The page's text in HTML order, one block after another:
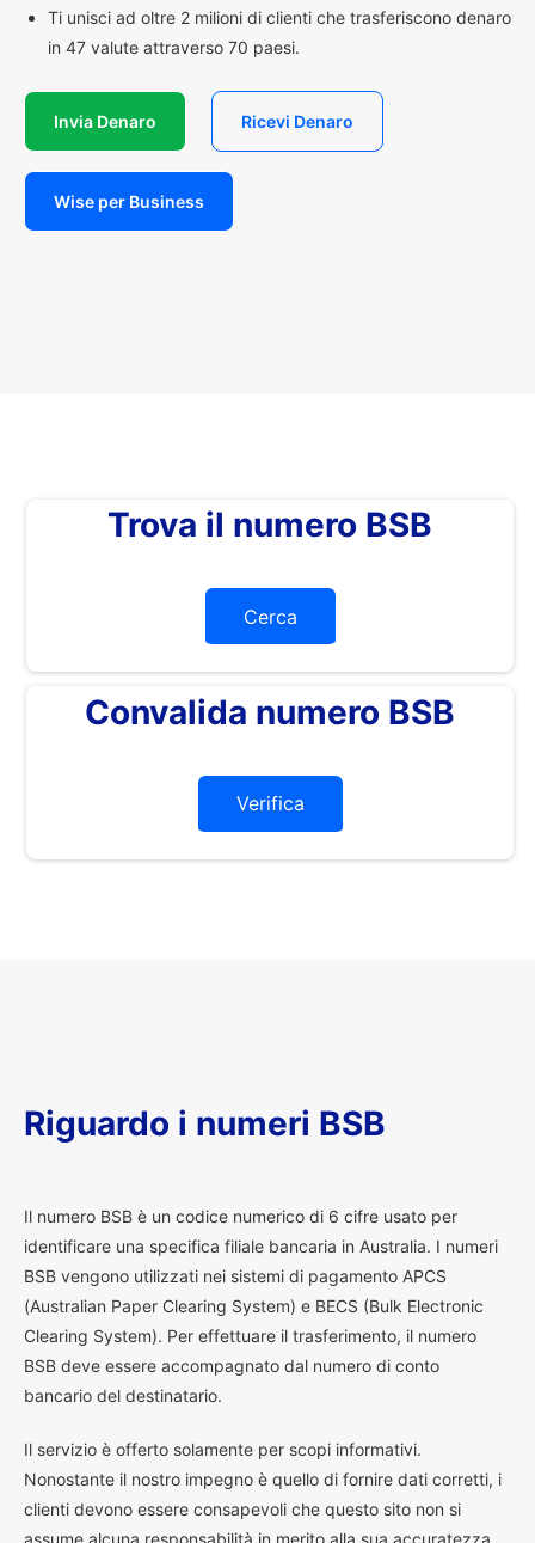
Ti unisci ad oltre 2 milioni di clienti che trasferiscono denaro
in 47 valute attraverso 70 paesi.
Invia Denaro Ricevi Denaro
Wise per Business
Trova il numero BSB
Cerca
Convalida numero BSB
Verifica
Riguardo i numeri BSB
Il numero BSB è un codice numerico di 6 cifre usato per
identificare una specifica filiale bancaria in Australia. I numeri
BSB vengono utilizzati nei sistemi di pagamento APCS
(Australian Paper Clearing System) e BECS (Bulk Electronic
Clearing System). Per effettuare il trasferimento, il numero
BSB deve essere accompagnato dal numero di conto
bancario del destinatario.
Il servizio è offerto solamente per scopi informativi.
Nonostante il nostro impegno è quello di fornire dati corretti, i
clienti devono essere consapevoli che questo sito non si
assume alcuna responsabilità in merito alla sua accuratezza.